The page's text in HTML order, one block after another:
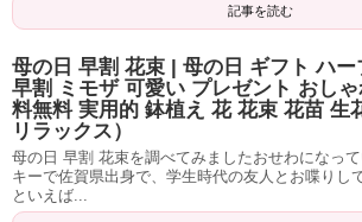
記事を読む
母の日 早割 花束 | 母の日 ギフト ハー
早割 ミモザ 可愛い プレゼント おし
料無料 実用的 鉢植え 花 花束 花苗 生
リラックス）
母の日 早割 花束を調べてみましたおせわになっ
キーで佐賀県出身で、学生時代の友人とお喋りし
といえば...